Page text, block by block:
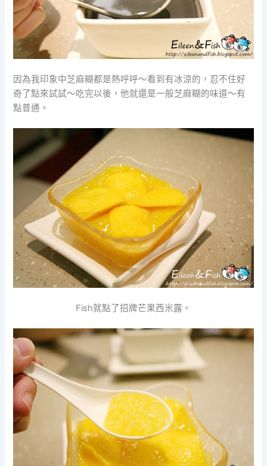
因為我印象中芝麻糊都是熱呼呼～看到有冰涼的，忍不住好
奇了點來試試～吃完以後，他就還是一般芝麻糊的味道～有
點普通。
Fish就點了招牌芒果西米露。